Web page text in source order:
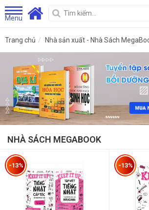
Menu
Trang chủ Nhà sản xuất - Nhà Sách
NHÀ SÁCH MEGABOOK
-13% -13%